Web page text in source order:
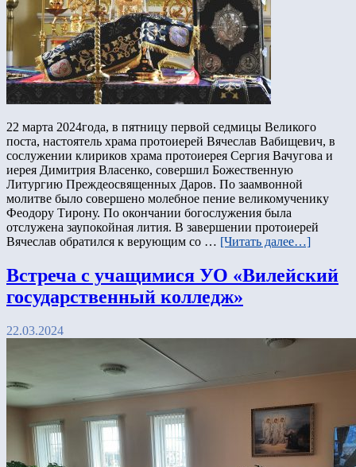
22 марта 2024года, в пятницу первой седмицы Великого
поста, настоятель храма протоиерей Вячеслав Вабищевич, в
сослужении клириков храма протоиерея Сергия Вачугова и
иерея Димитрия Власенко, совершил Божественную
Литургию Преждеосвященных Даров. По заамвонной
молитве было совершено молебное пение великомученику
Феодору Тирону. По окончании богослужения была
отслужена заупокойная лития. В завершении протоиерей
Вячеслав обратился к верующим со … [Читать далее…]
Встреча с учащимися УО «Вилейский
государственный колледж»
22.03.2024